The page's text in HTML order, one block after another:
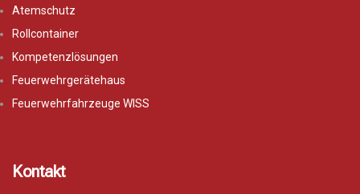
Atemschutz
Rollcontainer
Kompetenzlösungen
Feuerwehrgerätehaus
Feuerwehrfahrzeuge WISS
Kontakt